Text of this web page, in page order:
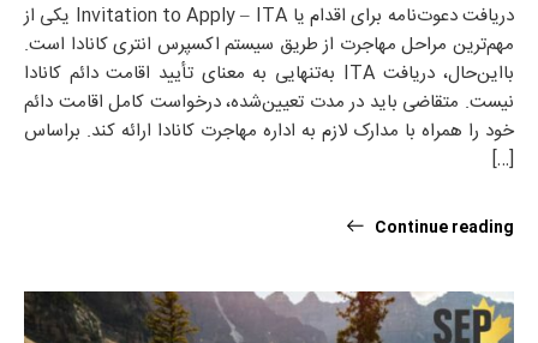
دریافت دعوت‌نامه برای اقدام یا Invitation to Apply – ITA یکی از
مهم‌ترین مراحل مهاجرت از طریق سیستم اکسپرس انتری کانادا است.
بااین‌حال، دریافت ITA به‌تنهایی به معنای تأیید اقامت دائم کانادا
نیست. متقاضی باید در مدت تعیین‌شده، درخواست کامل اقامت دائم
خود را همراه با مدارک لازم به اداره مهاجرت کانادا ارائه کند. براساس
[…]
Continue reading